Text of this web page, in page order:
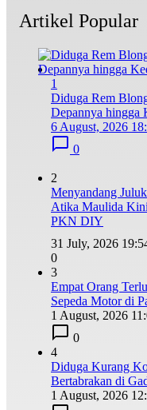
Artikel Popular
1
Diduga Rem
Depannya hingga
6 August, 2026
0
2
Menyandang
Atika Maulida
PKN DIY
31 July, 2026
0
3
Empat Orang
Sepeda Motor di
1 August, 2026
0
4
Diduga Kurang
Bertabrakan di
1 August, 2026